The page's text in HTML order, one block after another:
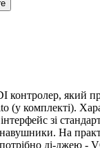
контролер, який
(у комплекті).
зі
На
ді-джею -